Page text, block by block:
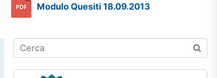
Modulo Quesiti 18.09.2013